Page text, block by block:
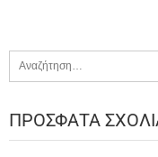
ΠΡΌΣΦΑΤΑ